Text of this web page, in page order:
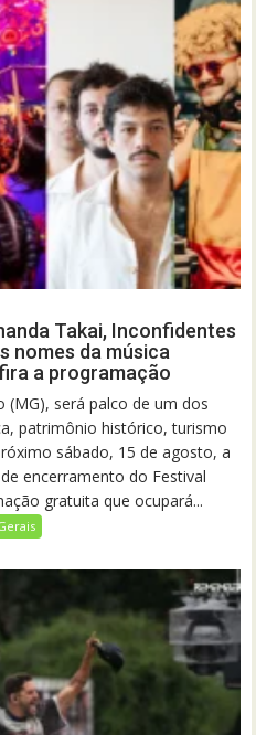
Takai, Inconfidentes
nomes da música
a programação
será palco de um dos
patrimônio histórico, turismo
sábado, 15 de agosto, a
encerramento do Festival
gratuita que ocupará...